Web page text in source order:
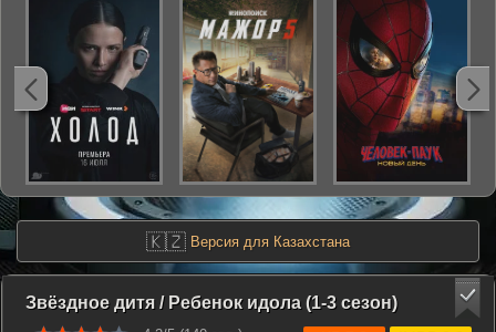
🇰🇿 Версия для Казахстана
Звёздное дитя / Ребенок идола (1-3 сезон)